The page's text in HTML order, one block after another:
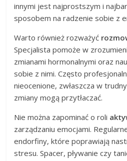
innymi jest najprostszym i
sposobem na radzenie sobie z
Warto również rozważyć
Specjalista pomoże w
zmianami hormonalnymi oraz
sobie z nimi. Często
nieocenione, zwłaszcza w
zmiany mogą przytłaczać.
Nie można zapominać o roli
zarządzaniu emocjami.
endorfiny, które poprawiają
stresu. Spacer, pływanie czy